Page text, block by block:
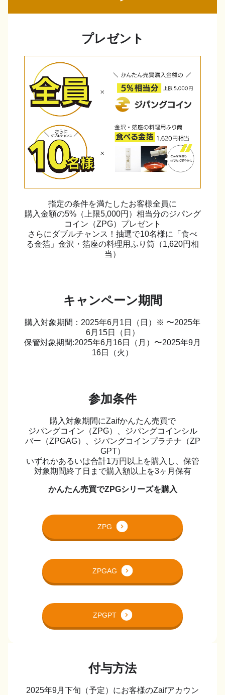
プレゼント
指定の条件を満たしたお客様全員に
購入金額の5%（上限5,000円）相当分のジパング
コイン（ZPG）プレゼント
さらにダブルチャンス！抽選で10名様に「食べ
る金箔」金沢・箔座の料理用ふり筒（1,620円相
当）
キャンペーン期間
購入対象期間：2025年6月1日（日）※ 〜2025年
6月15日（日）
保管対象期間:2025年6月16日（月）〜2025年9月
16日（火）
参加条件
購入対象期間にZaifかんたん売買で
ジパングコイン（ZPG）、ジパングコインシル
バー（ZPGAG）、ジパングコインプラチナ（ZP
GPT）
いずれかあるいは合計1万円以上を購入し、保管
対象期間終了日まで購入額以上を3ヶ月保有
かんたん売買でZPGシリーズを購入
ZPG
ZPGAG
ZPGPT
付与方法
2025年9月下旬（予定）にお客様のZaifアカウン